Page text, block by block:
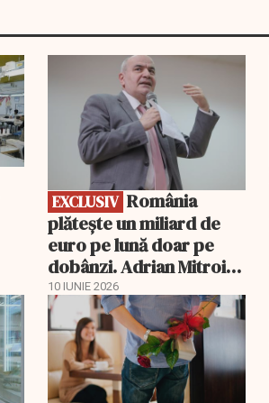
EXCLUSIV
EXCLUSIV România
plătește un miliard de
euro pe lună doar pe
dobânzi. Adrian Mitroi:
O datorie publică
„insurmontabilă”
10 IUNIE 2026